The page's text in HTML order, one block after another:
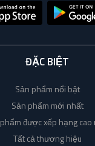
ĐẶC BIỆT
Sản phẩm nổi bật
Sản phẩm mới nhất
được xếp hạng cao
Tất cả thương hiệu